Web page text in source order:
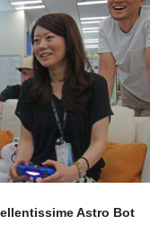
Astro Bot